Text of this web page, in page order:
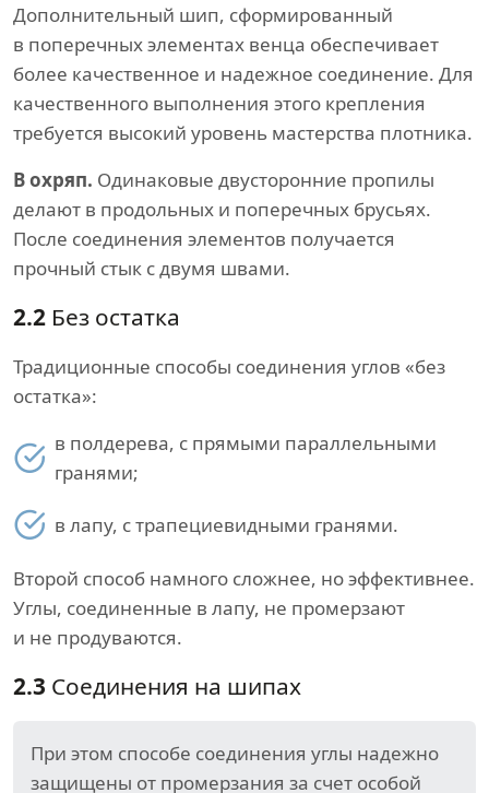
Дополнительный шип, сформированный
в поперечных элементах венца обеспечивает
более качественное и надежное соединение. Для
качественного выполнения этого крепления
требуется высокий уровень мастерства плотника.
В охряп. Одинаковые двусторонние пропилы
делают в продольных и поперечных брусьях.
После соединения элементов получается
прочный стык с двумя швами.
2.2 Без остатка
Традиционные способы соединения углов «без
остатка»:
в полдерева, с прямыми параллельными
гранями;
в лапу, с трапециевидными гранями.
Второй способ намного сложнее, но эффективнее.
Углы, соединенные в лапу, не промерзают
и не продуваются.
2.3 Соединения на шипах
При этом способе соединения углы надежно
защищены от промерзания за счет особой